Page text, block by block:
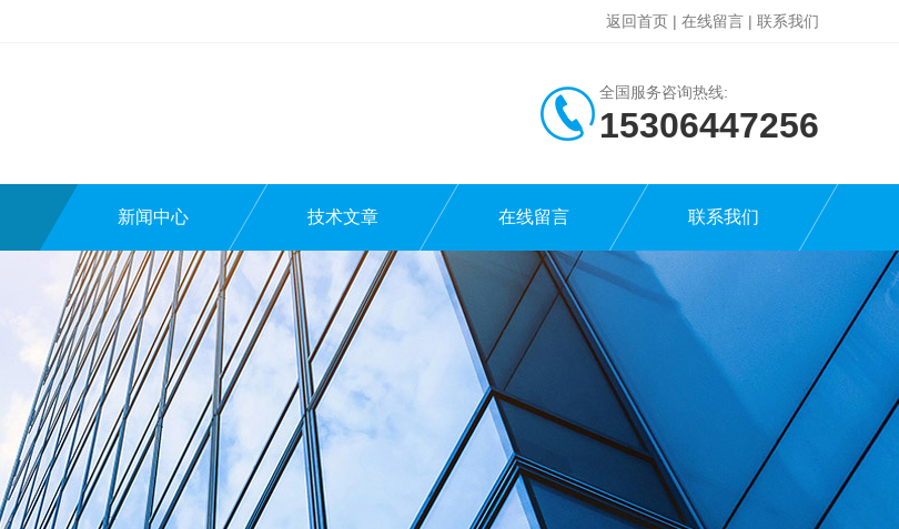
返回首页 | 在线留言 | 联系我们
全国服务咨询热线:
15306447256
新闻中心 技术文章 在线留言 联系我们